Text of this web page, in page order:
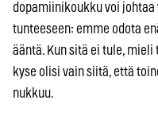
dopamiinikoukku voi
tunteeseen: emme odota
ääntä. Kun sitä ei tule,
kyse olisi vain siitä, että
nukkuu.